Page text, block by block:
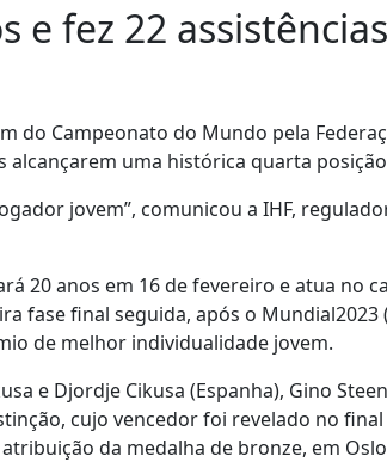
fez 22
do Campeonato do Mundo pela
alcançarem uma histórica quarta
jovem”, comunicou a IHF,
20 anos em 16 de fevereiro e atua no
fase final seguida, após o Mundial2023
de melhor individualidade jovem.
e Djordje Cikusa (Espanha), Gino
cujo vencedor foi revelado no final
da medalha de bronze, em